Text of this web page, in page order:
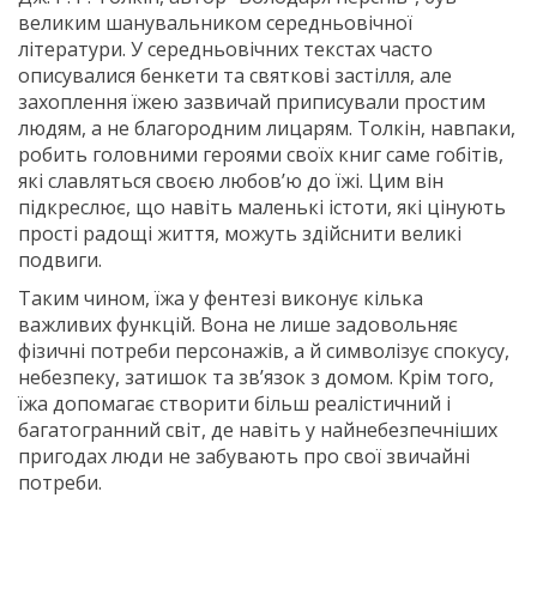
великим шанувальником середньовічної
літератури. У середньовічних текстах часто
описувалися бенкети та святкові застілля, але
захоплення їжею зазвичай приписували простим
людям, а не благородним лицарям. Толкін, навпаки,
робить головними героями своїх книг саме гобітів,
які славляться своєю любов’ю до їжі. Цим він
підкреслює, що навіть маленькі істоти, які цінують
прості радощі життя, можуть здійснити великі
подвиги.
Таким чином, їжа у фентезі виконує кілька
важливих функцій. Вона не лише задовольняє
фізичні потреби персонажів, а й символізує спокусу,
небезпеку, затишок та зв’язок з домом. Крім того,
їжа допомагає створити більш реалістичний і
багатогранний світ, де навіть у найнебезпечніших
пригодах люди не забувають про свої звичайні
потреби.